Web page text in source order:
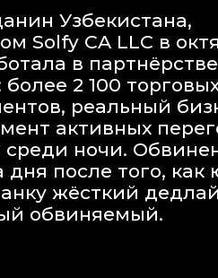
Узбекистана,
Solfy CA LLC в
в
2 100
реальный
активных
среди ночи.
после того, как
жёсткий
обвиняемый.